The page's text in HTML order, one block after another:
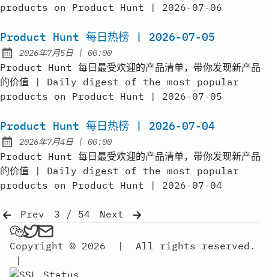
products on Product Hunt | 2026-07-06
Product Hunt 每日热榜 | 2026-07-05
Published:
2026年7月5日| at
00:00
Product Hunt 每日最受欢迎的产品清单，带你发现新产品
的价值 | Daily digest of the most popular
products on Product Hunt | 2026-07-05
Product Hunt 每日热榜 | 2026-07-04
Published:
2026年7月4日| at
00:00
Product Hunt 每日最受欢迎的产品清单，带你发现新产品
的价值 | Daily digest of the most popular
products on Product Hunt | 2026-07-04
Prev 3 / 54
Next
弗雷FREE on Wechat
弗雷FREE on Twitter
Send an email to 弗雷free
Copyright © 2026
|
All rights reserved.
|